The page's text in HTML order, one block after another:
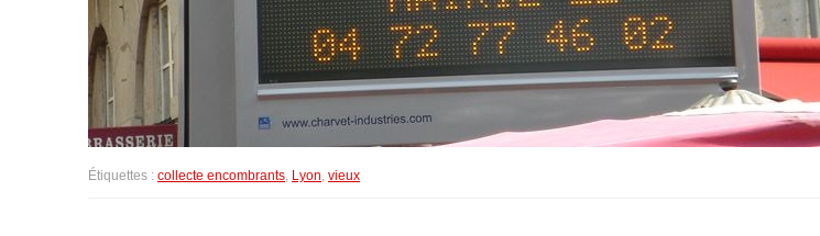
Étiquettes : collecte encombrants Lyon vieux